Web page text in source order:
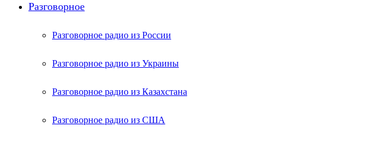
Разговорное
Разговорное радио из России
Разговорное радио из Украины
Разговорное радио из Казахстана
Разговорное радио из США